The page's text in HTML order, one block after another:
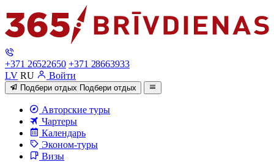
+371 26522650 +371 28663933
LV RU Войти
Подбери отдых Подбери отдых
Авторские туры
Чартеры
Календарь
Эконом-туры
Визы